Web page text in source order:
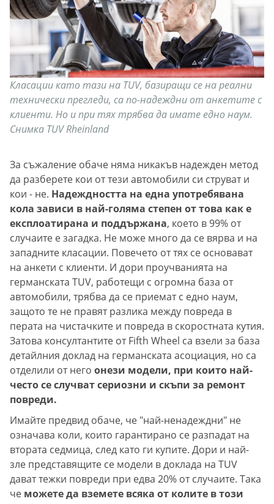
Класации като тази на TUV, базиращи се на реални
технически прегледи, са по-надеждни от анкетите с
клиенти. Но и при тях трябва да имате едно наум.
Снимка TUV Rheinland
За съжаление обаче няма никакъв надежден метод
да разберете кои от тези автомобили си струват и
кои - не. Надеждността на една употребявана
кола зависи в най-голяма степен от това как е
експлоатирана и поддържана, което в 99% от
случаите е загадка. Не може много да се вярва и на
западните класации. Повечето от тях се основават
на анкети с клиенти. И дори проучванията на
германската TUV, работещи с огромна база от
автомобили, трябва да се приемат с едно наум,
защото те не правят разлика между повреда в
перата на чистачките и повреда в скоростната кутия.
Затова консултантите от Fifth Wheel са взели за база
детайлния доклад на германската асоциация, но са
отделили от него онези модели, при които най-
често се случват сериозни и скъпи за ремонт
повреди.
Имайте предвид обаче, че "най-ненадеждни" не
означава коли, които гарантирано се разпадат на
втората седмица, след като ги купите. Дори и най-
зле представящите се модели в доклада на TUV
дават тежки повреди при едва 20% от случаите. Така
че можете да вземете всяка от колите в този